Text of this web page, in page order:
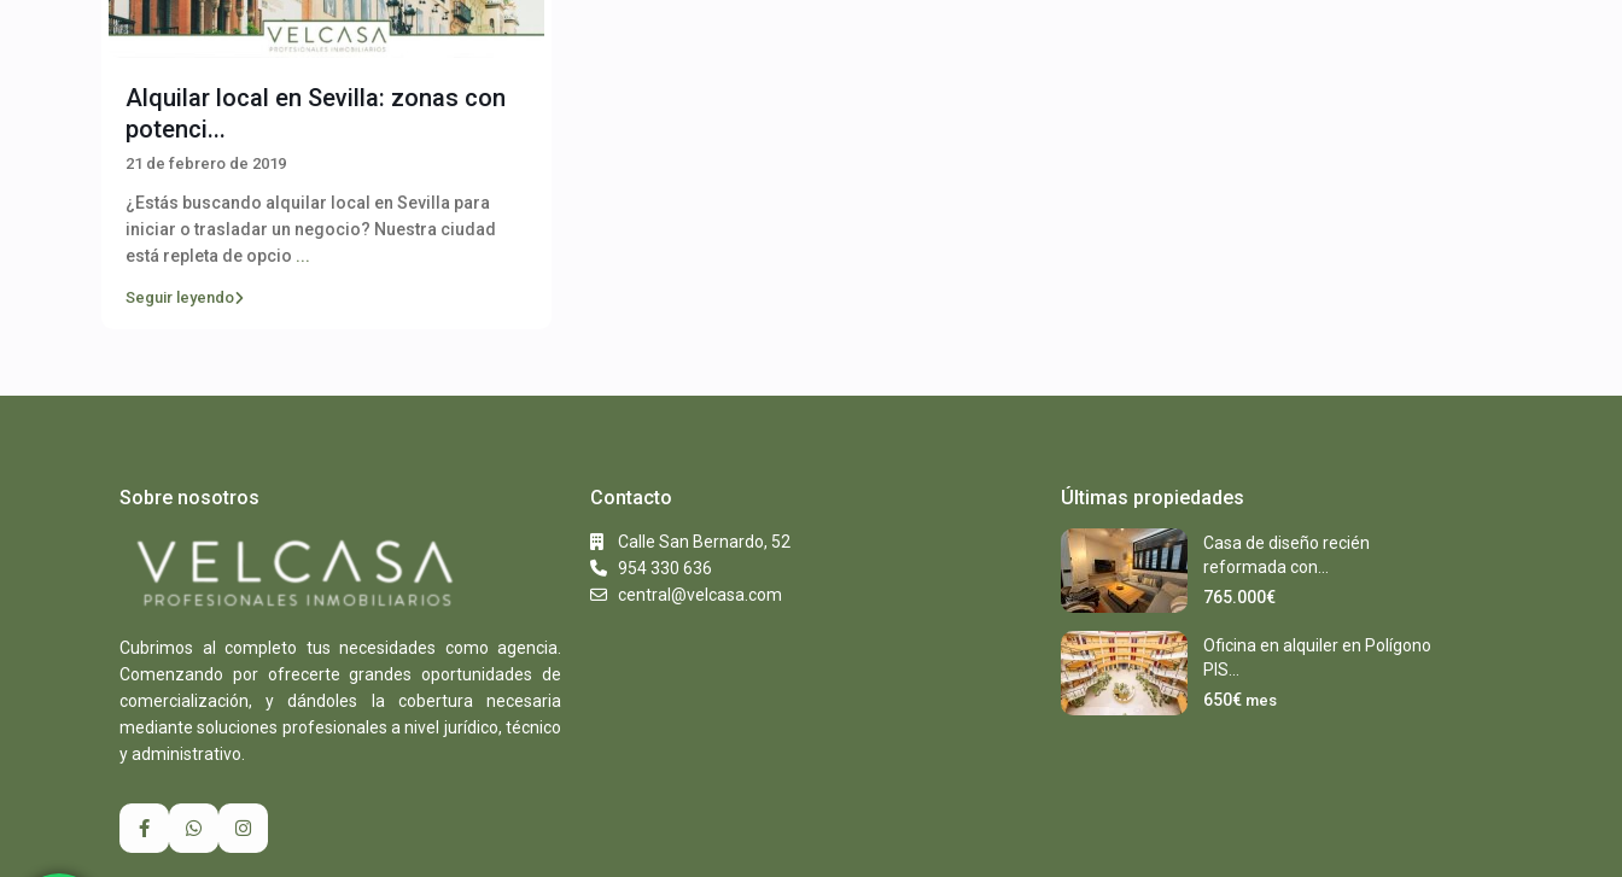
Alquilar local en Sevilla: zonas con
potenci...
21 de febrero de 2019
¿Estás buscando alquilar local en Sevilla para
iniciar o trasladar un negocio? Nuestra ciudad
está repleta de opcio ...
Seguir leyendo
Sobre nosotros
Cubrimos al completo tus necesidades como agencia.
Comenzando por ofrecerte grandes oportunidades de
comercialización, y dándoles la cobertura necesaria
mediante soluciones profesionales a nivel jurídico, técnico
y administrativo.
Contacto
Calle San Bernardo, 52
954 330 636
central@velcasa.com
Últimas propiedades
Casa de diseño recién
reformada con...
765.000€
Oficina en alquiler en Polígono
PIS...
650€ mes